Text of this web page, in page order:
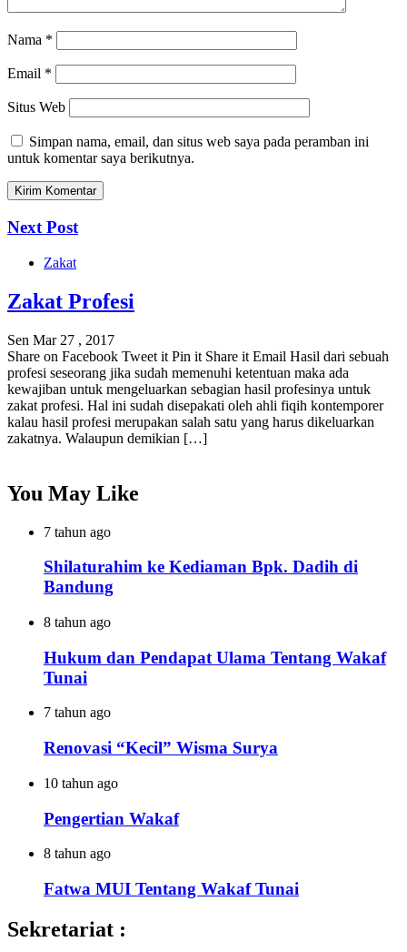
Nama *
Email *
Situs Web
Simpan nama, email, dan situs web saya pada peramban ini
untuk komentar saya berikutnya.
Next Post
Zakat
Zakat Profesi
Sen Mar 27 , 2017
Share on Facebook Tweet it Pin it Share it Email Hasil dari sebuah
profesi seseorang jika sudah memenuhi ketentuan maka ada
kewajiban untuk mengeluarkan sebagian hasil profesinya untuk
zakat profesi. Hal ini sudah disepakati oleh ahli fiqih kontemporer
kalau hasil profesi merupakan salah satu yang harus dikeluarkan
zakatnya. Walaupun demikian […]
You May Like
7 tahun ago
Shilaturahim ke Kediaman Bpk. Dadih di
Bandung
8 tahun ago
Hukum dan Pendapat Ulama Tentang Wakaf
Tunai
7 tahun ago
Renovasi “Kecil” Wisma Surya
10 tahun ago
Pengertian Wakaf
8 tahun ago
Fatwa MUI Tentang Wakaf Tunai
Sekretariat :